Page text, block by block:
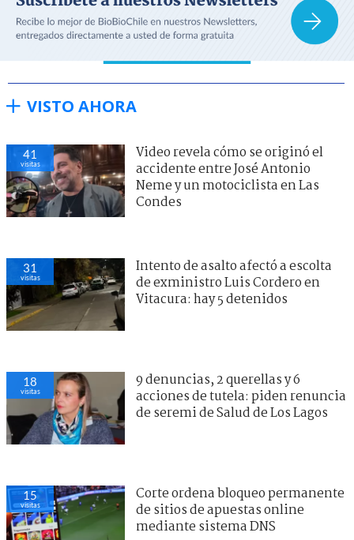
VISTO AHORA
41
visitas
Video revela cómo se originó el
accidente entre José Antonio
Neme y un motociclista en Las
Condes
31
visitas
Intento de asalto afectó a escolta
de exministro Luis Cordero en
Vitacura: hay 5 detenidos
18
visitas
9 denuncias, 2 querellas y 6
acciones de tutela: piden renuncia
de seremi de Salud de Los Lagos
15
visitas
Corte ordena bloqueo permanente
de sitios de apuestas online
mediante sistema DNS